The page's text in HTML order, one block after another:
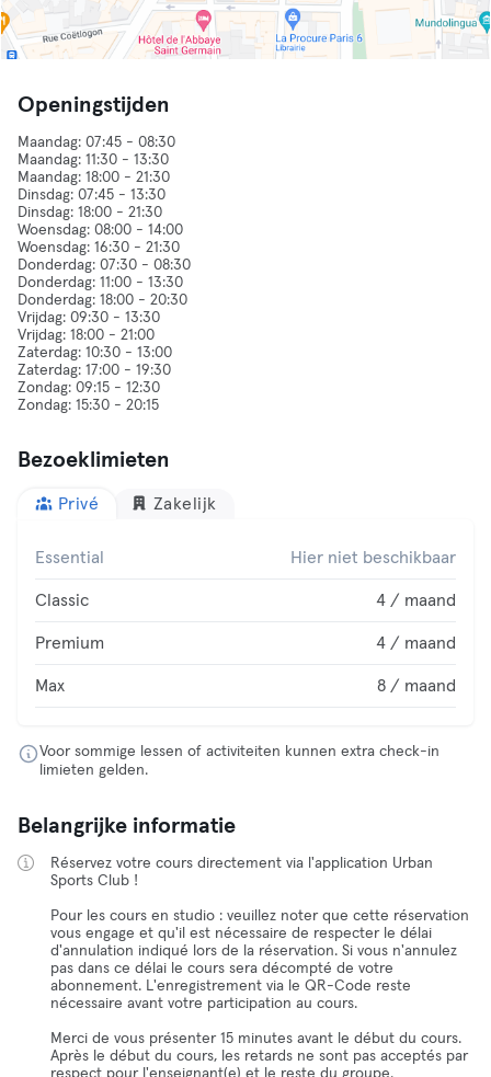
Openingstijden
Maandag: 07:45 - 08:30
Maandag: 11:30 - 13:30
Maandag: 18:00 - 21:30
Dinsdag: 07:45 - 13:30
Dinsdag: 18:00 - 21:30
Woensdag: 08:00 - 14:00
Woensdag: 16:30 - 21:30
Donderdag: 07:30 - 08:30
Donderdag: 11:00 - 13:30
Donderdag: 18:00 - 20:30
Vrijdag: 09:30 - 13:30
Vrijdag: 18:00 - 21:00
Zaterdag: 10:30 - 13:00
Zaterdag: 17:00 - 19:30
Zondag: 09:15 - 12:30
Bezoeklimieten
Privé Zakelijk
Essential Hier niet beschikbaar
Classic 4 / maand
Premium 4 / maand
Max 8 / maand
Voor sommige lessen of activiteiten kunnen extra check-in
limieten gelden.
Belangrijke informatie
Réservez votre cours directement via l'application Urban
Sports Club !
Pour les cours en studio : veuillez noter que cette réservation
vous engage et qu'il est nécessaire de respecter le délai
d'annulation indiqué lors de la réservation. Si vous n'annulez
pas dans ce délai le cours sera décompté de votre
abonnement. L'enregistrement via le QR-Code reste
nécessaire avant votre participation au cours.
Merci de vous présenter 15 minutes avant le début du cours.
Après le début du cours, les retards ne sont pas acceptés par
respect pour l'enseignant(e) et le reste du groupe.